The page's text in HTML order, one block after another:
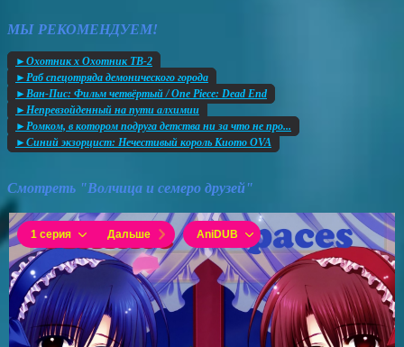
МЫ РЕКОМЕНДУЕМ!
►Охотник х Охотник ТВ-2
►Раб спецотряда демонического города
►Ван-Пис: Фильм четвёртый / One Piece: Dead End
►Непревзойденный на пути алхимии
►Ромком, в котором подруга детства ни за что не про...
►Синий экзорцист: Нечестивый король Киото OVA
Смотреть "Волчица и семеро друзей"